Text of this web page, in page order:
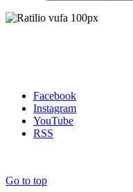
Facebook
Instagram
YouTube
RSS
Go to top